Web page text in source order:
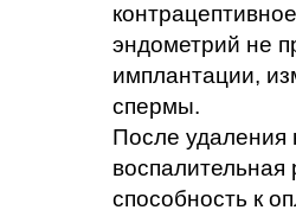
эндометрий не
имплантации,
спермы.
После удаления
воспалительная
способность к